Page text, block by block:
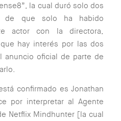
la cual duró solo dos
de que solo ha habido
actor con la directora,
hay interés por las dos
anuncio oficial de parte de
confirmado es Jonathan
por interpretar al Agente
Netflix Mindhunter [la cual